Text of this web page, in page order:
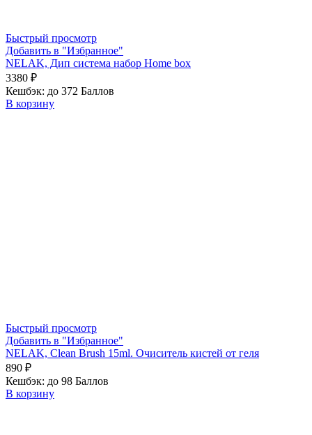
Быстрый просмотр
Добавить в "Избранное"
NELAK, Дип система набор Home box
3380 ₽
Кешбэк: до 372 Баллов
В корзину
Быстрый просмотр
Добавить в "Избранное"
NELAK, Clean Brush 15ml. Очиситель кистей от геля
890 ₽
Кешбэк: до 98 Баллов
В корзину